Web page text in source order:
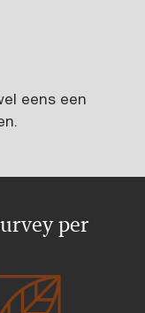
eens een
per